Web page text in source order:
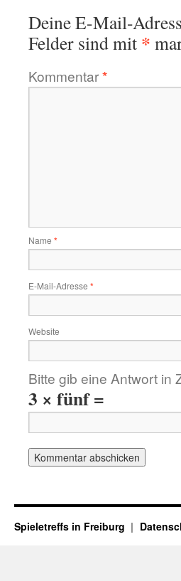
Deine E-Mail-
Felder sind mit *
Kommentar*
Name *
E-Mail-Adresse *
Website
Bitte gib eine Antwort in
3 × fünf =
Spieletreffs in Freiburg